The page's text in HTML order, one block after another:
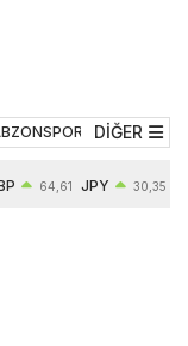
TEKNOLOJİ
DİĞER
64,61 JPY 30,35